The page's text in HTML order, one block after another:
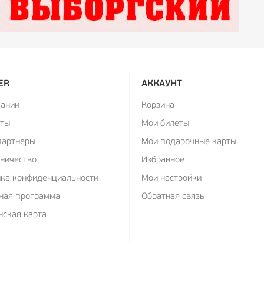
конфиденциальности
программа
карта
АККАУНТ
Корзина
Мои билеты
Мои подарочные карты
Избранное
Мои настройки
Обратная связь